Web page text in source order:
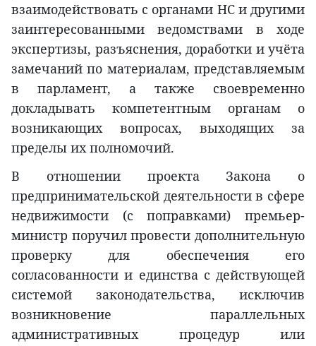
взаимодействовать с органами НС и другими
заинтересованными ведомствами в ходе
экспертизы, разъяснения, доработки и учёта
замечаний по материалам, представляемым
в парламент, а также своевременно
докладывать компетентным органам о
возникающих вопросах, выходящих за
пределы их полномочий.
В отношении проекта Закона о
предпринимательской деятельности в сфере
недвижимости (с поправками) премьер-
министр поручил провести дополнительную
проверку для обеспечения его
согласованности и единства с действующей
системой законодательства, исключив
возникновение параллельных
административных процедур или